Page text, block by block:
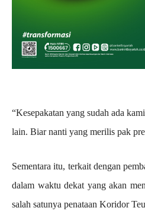
“Kesepakatan yang sudah ada
lain. Biar nanti yang merilis pak
Sementara itu, terkait dengan
dalam waktu dekat yang akan
salah satunya penataan Koridor